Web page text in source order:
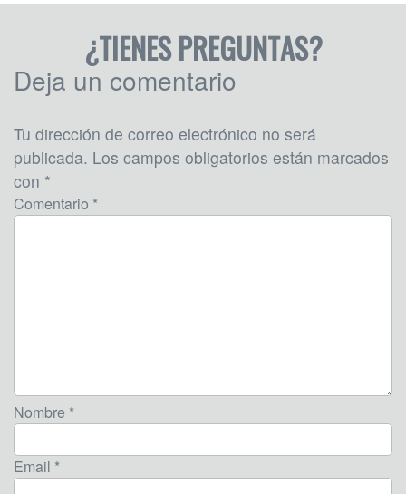
¿TIENES PREGUNTAS?
Deja un comentario
Tu dirección de correo electrónico no será
publicada. Los campos obligatorios están marcados
con *
Comentario *
Nombre *
Email *